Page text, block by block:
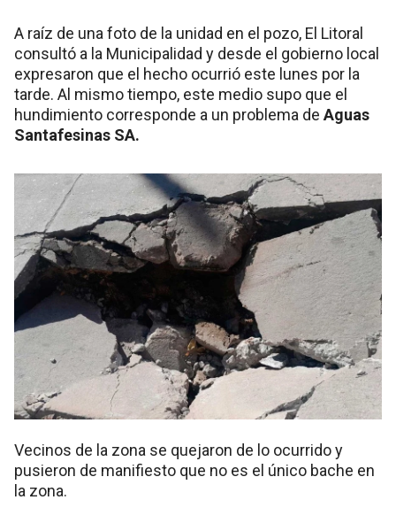
A raíz de una foto de la unidad en el pozo, El Litoral
consultó a la Municipalidad y desde el gobierno local
expresaron que el hecho ocurrió este lunes por la
tarde. Al mismo tiempo, este medio supo que el
hundimiento corresponde a un problema de Aguas
Santafesinas SA.
Vecinos de la zona se quejaron de lo ocurrido y
pusieron de manifiesto que no es el único bache en
la zona.